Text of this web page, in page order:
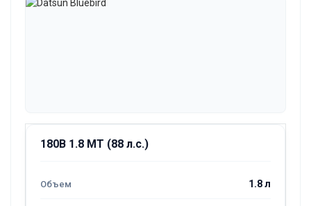
180B 1.8 MT (88 л.с.)
1.8 л